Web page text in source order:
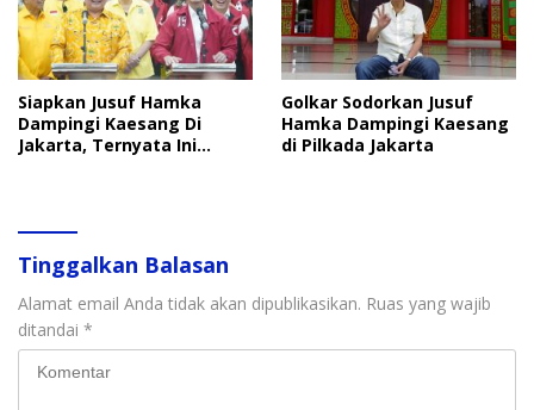
Siapkan Jusuf Hamka
Dampingi Kaesang Di
Jakarta, Ternyata Ini
Golkar Sodorkan Jusuf
Hamka Dampingi Kaesang
di Pilkada Jakarta
Tinggalkan Balasan
Alamat email Anda tidak akan dipublikasikan. Ruas yang wajib
ditandai *